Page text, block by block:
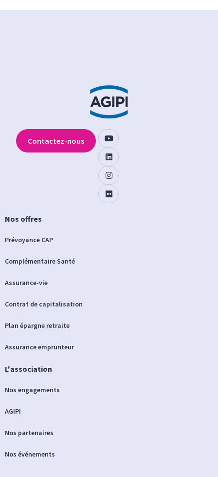
Nos offres
Prévoyance CAP
Complémentaire Santé
Assurance-vie
Contrat de capitalisation
Plan épargne retraite
Assurance emprunteur
L'association
Nos engagements
AGIPI
Nos partenaires
Nos événements
Contactez-nous